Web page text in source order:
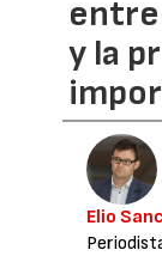
y la
Elio